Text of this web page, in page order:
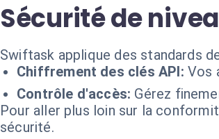
Sécurité de
Swiftask applique des standards
Chiffrement des clés API: Vos
Contrôle d'accès: Gérez
Pour aller plus loin sur la
sécurité.